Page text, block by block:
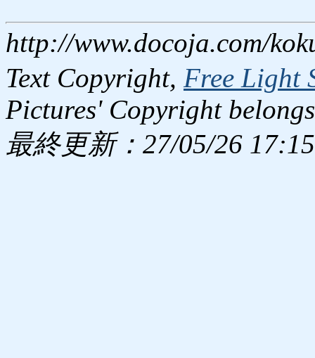
http://www.docoja.com/
Text Copyright, Free Light
Pictures' Copyright
最終更新：27/05/26 17:15